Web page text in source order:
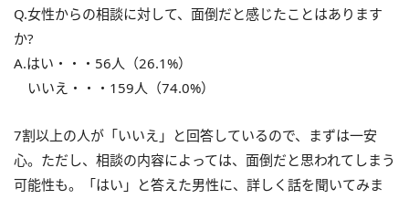
Q.女性からの相談に対して、面倒だと感じたことはあります
か?
A.はい・・・56人（26.1%）
いいえ・・・159人（74.0%）
7割以上の人が「いいえ」と回答しているので、まずは一安
心。ただし、相談の内容によっては、面倒だと思われてしまう
可能性も。「はい」と答えた男性に、詳しく話を聞いてみま